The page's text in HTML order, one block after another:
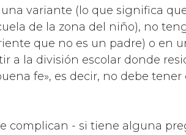
variante (lo que significa
de la zona del niño), no
que no es un padre) o en
a la división escolar donde
fe», es decir, no debe
complican - si tiene alguna